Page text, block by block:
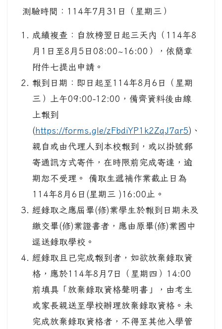
測驗時間：114年7月31日（星期三）
成績複查：自放榜翌日起三天內（114年8
月1日至8月5日08:00~16:00），依簡章
附件七提出申請。
報到日期：即日起至114年8月6日（星期
三）上午09:00-12:00，備齊資料後由線
上報到
(https://forms.gle/zFbdiYP1k2ZqJ7ar5)、
親自或由代理人到本校報到，或以掛號郵
寄通訊方式寄件，在時限前完成寄達，逾
期恕不受理。 備取生遞補作業截止日為
114年8月6日(星期三 )16:00止。
經錄取之應屆畢(修)業學生於報到日期未及
繳交畢(修)業證書者，應由原畢(修)業國中
逕送錄取學校。
經錄取且已完成報到者，如欲放棄錄取資
格，應於114年8月7日（星期四）14:00
前填具「放棄錄取資格聲明書」，由考生
或家長親送至學校辦理放棄錄取資格。未
完成放棄錄取資格者，不得至其他入學管